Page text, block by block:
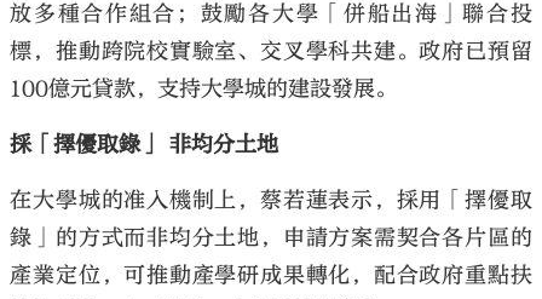
放多種合作組合；鼓勵各大學「併船出海」聯合投
標，推動跨院校實驗室、交叉學科共建。政府已預留
100億元貸款，支持大學城的建設發展。
採「擇優取錄」 非均分土地
在大學城的准入機制上，蔡若蓮表示，採用「擇優取
錄」的方式而非均分土地，申請方案需契合各片區的
產業定位，可推動產學研成果轉化，配合政府重點扶